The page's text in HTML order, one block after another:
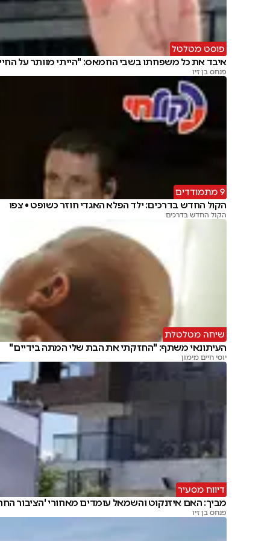
פוסט מטלטל
איבד את כל משפחתו בשבי החמאס: "הייתי מוותר על
פנחס בן זיו
9 מתמודדים
הקול החדש בדרכים: ילד הפלא האגדי חוזר כשופט • צפו
הקול החדש בדרכים
שיחה מטלטלת
העיתונאי משתף: "החזקתי את הבת שלי המתה בידיים"
יוסי חיים מימון
דיווח מסעיר
מביך: האם איזנקוט והשמאל עומדים מאחורי 'הציבור
פנחס בן זיו